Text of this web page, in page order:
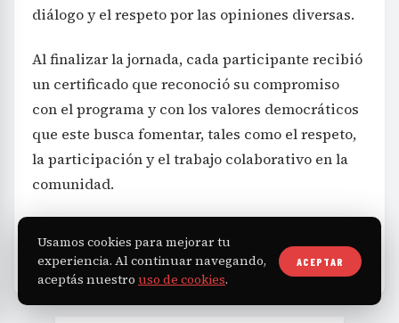
diálogo y el respeto por las opiniones diversas.
Al finalizar la jornada, cada participante recibió
un certificado que reconoció su compromiso
con el programa y con los valores democráticos
que este busca fomentar, tales como el respeto,
la participación y el trabajo colaborativo en la
comunidad.
TAGS Top Stories Lomas Zamora Honorable
Usamos cookies para mejorar tu
experiencia. Al continuar navegando,
aceptás nuestro uso de cookies.
ACEPTAR